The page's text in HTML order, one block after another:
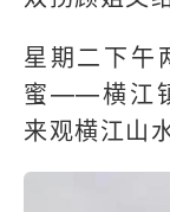
星期二下午
蜜——横江
来观横江山